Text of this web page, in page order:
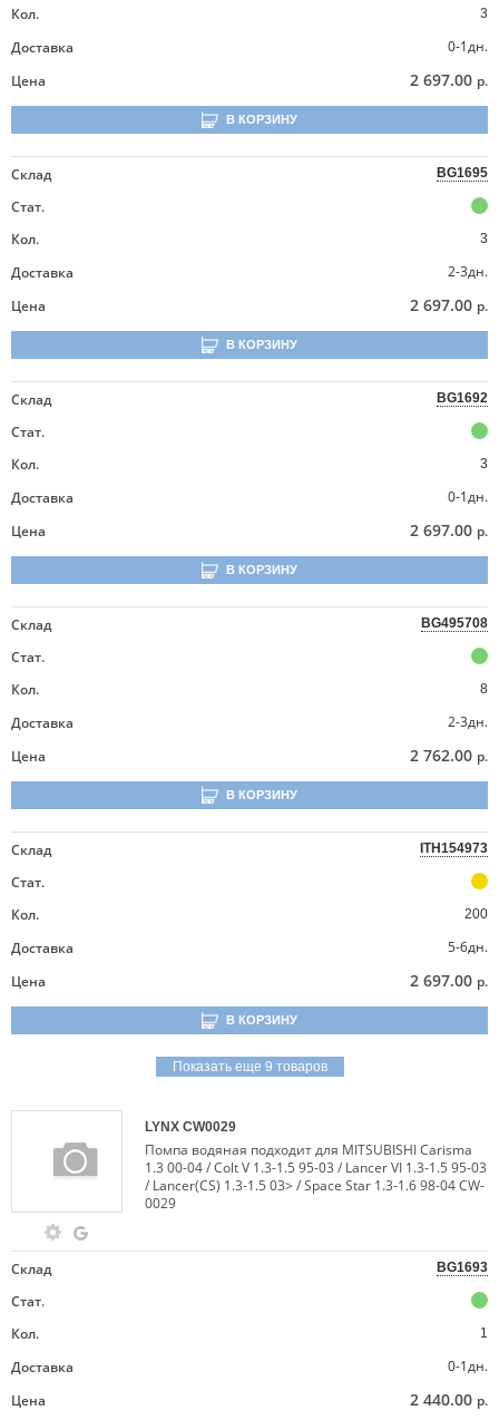
Кол.
3
Доставка
0-1дн.
Цена
2 697.00 р.
В КОРЗИНУ
Склад BG1695
Стат.
Кол.
3
Доставка
2-3дн.
Цена
2 697.00 р.
В КОРЗИНУ
Склад BG1692
Стат.
Кол.
3
Доставка
0-1дн.
Цена
2 697.00 р.
В КОРЗИНУ
Склад BG495708
Стат.
Кол.
8
Доставка
2-3дн.
Цена
2 762.00 р.
В КОРЗИНУ
Склад ITH154973
Стат.
Кол.
200
Доставка
5-6дн.
Цена
2 697.00 р.
В КОРЗИНУ
Показать еще 9 товаров
LYNX CW0029
Помпа водяная подходит для MITSUBISHI Carisma
1.3 00-04 / Colt V 1.3-1.5 95-03 / Lancer VI 1.3-1.5 95-03
/ Lancer(CS) 1.3-1.5 03> / Space Star 1.3-1.6 98-04 CW-
0029
Склад BG1693
Стат.
Кол.
1
Доставка
0-1дн.
Цена
2 440.00 р.